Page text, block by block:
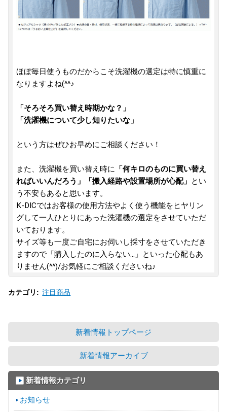
ほぼ毎日使うものだからこそ洗濯機の選定は特に慎重に
なりますよね(^^♪
「そろそろ買い替え時期かな？」
「洗濯機について少し知りたいな」
という方はぜひお早めにご相談ください！
また、洗濯機を買い替え時に 「何キロのものに買い替え
ればいいんだろう」「搬入経路や設置場所が心配」 とい
う不安もあると思います。
K-DICではお客様の使用方法やよく使う機能をヒヤリン
グして一人ひとりにあった洗濯機の選定をさせていただ
いております。
サイズ等も一度ご自宅にお伺いし採寸をさせていただき
ますので「購入したのに入らない...」といった心配もあ
りません(^^)/お気軽にご相談くださいね♪
カテゴリ : 注目商品
新着情報トップページ
新着情報アーカイブ
新着情報カテゴリ
お知らせ